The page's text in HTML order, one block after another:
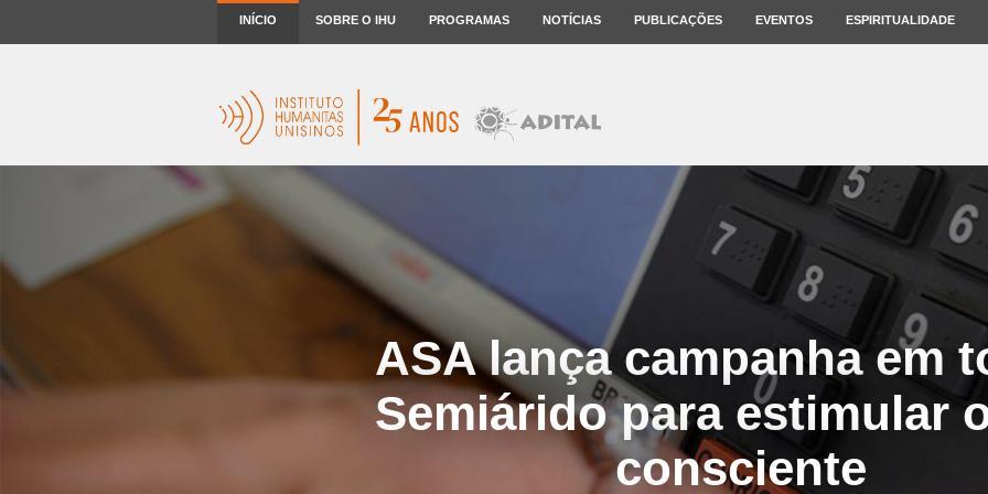
INÍCIO SOBRE O IHU PROGRAMAS NOTÍCIAS PUBLICAÇÕES EVENTOS ESPIRITUALIDADE
ASA lança campanha em
Semiárido para estimular
consciente